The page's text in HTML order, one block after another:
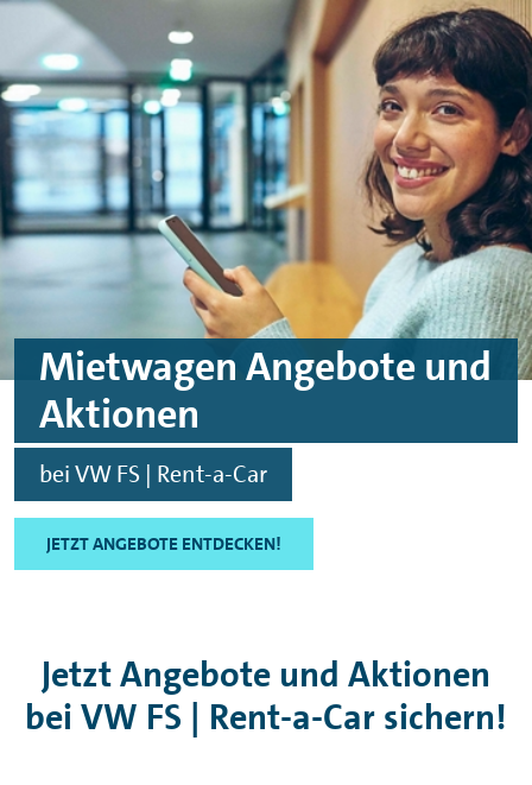
Skip to main content
Skip to footer
Mietwagen Angebote und
Aktionen
bei VW FS | Rent-a-Car
JETZT ANGEBOTE ENTDECKEN!
Jetzt Angebote und Aktionen
bei VW FS | Rent-a-Car sichern!